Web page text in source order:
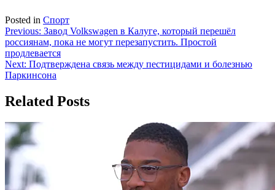
Posted in Спорт
Навигация
по
записям
Previous: Завод Volkswagen в Калуге, который перешёл
россиянам, пока не могут перезапустить. Простой
продлевается
Next: Подтверждена связь между пестицидами и болезнью
Паркинсона
Related Posts